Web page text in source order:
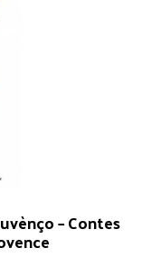
– Contes